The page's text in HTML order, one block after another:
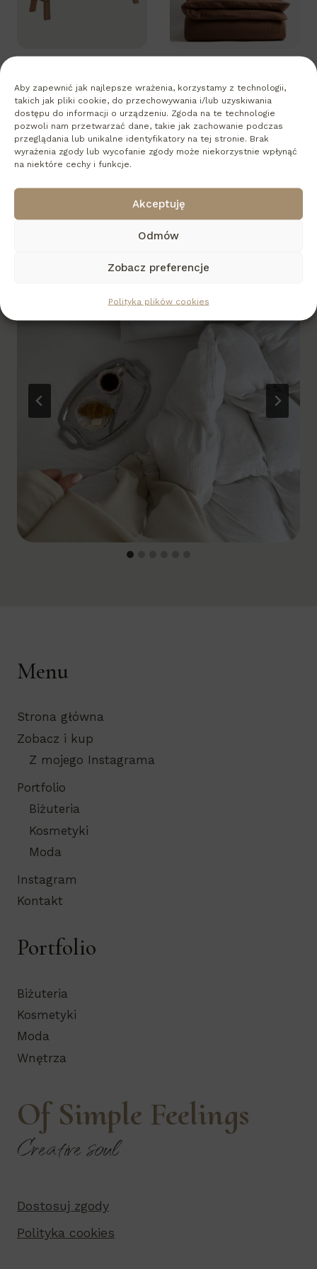
Aby zapewnić jak najlepsze wrażenia, korzystamy z technologii,
takich jak pliki cookie, do przechowywania i/lub uzyskiwania
dostępu do informacji o urządzeniu. Zgoda na te technologie
pozwoli nam przetwarzać dane, takie jak zachowanie podczas
przeglądania lub unikalne identyfikatory na tej stronie. Brak
wyrażenia zgody lub wycofanie zgody może niekorzystnie wpłynąć
na niektóre cechy i funkcje.
Akceptuję
Odmów
Zobacz preferencje
Polityka plików cookies
Nawigacja
wpisu
POPRZEDNI
Perfekcyjny sen
NASTĘPNY
Kącik z huśtawką
Więcej wpisów
Menu
Strona główna
Zobacz i kup
Z mojego Instagrama
Portfolio
Biżuteria
Kosmetyki
Moda
Instagram
Kontakt
Portfolio
Biżuteria
Kosmetyki
Moda
Wnętrza
Of Simple Feelings
Creative soul
Dostosuj zgody
Polityka cookies